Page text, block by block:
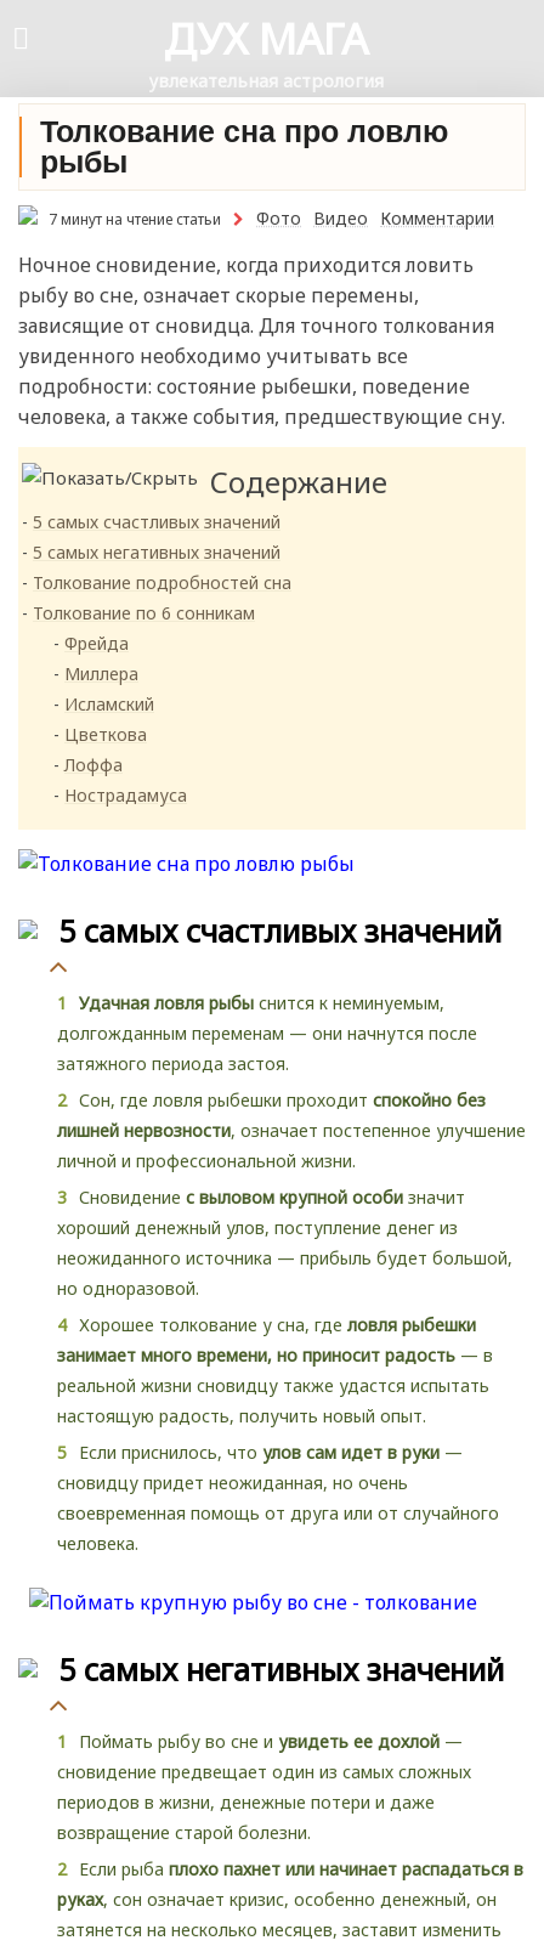
ДУХ МАГА
увлекательная астрология
Толкование сна про ловлю
рыбы
7 минут на чтение статьи Фото Видео Комментарии
Ночное сновидение, когда приходится ловить
рыбу во сне, означает скорые перемены,
зависящие от сновидца. Для точного толкования
увиденного необходимо учитывать все
подробности: состояние рыбешки, поведение
человека, а также события, предшествующие сну.
Содержание
5 самых счастливых значений
5 самых негативных значений
Толкование подробностей сна
Толкование по 6 сонникам
Фрейда
Миллера
Исламский
Цветкова
Лоффа
Нострадамуса
5 самых счастливых значений
Удачная ловля рыбы снится к неминуемым,
долгожданным переменам — они начнутся после
затяжного периода застоя.
Сон, где ловля рыбешки проходит спокойно без
лишней нервозности, означает постепенное улучшение
личной и профессиональной жизни.
Сновидение с выловом крупной особи значит
хороший денежный улов, поступление денег из
неожиданного источника — прибыль будет большой,
но одноразовой.
Хорошее толкование у сна, где ловля рыбешки
занимает много времени, но приносит радость — в
реальной жизни сновидцу также удастся испытать
настоящую радость, получить новый опыт.
Если приснилось, что улов сам идет в руки —
сновидцу придет неожиданная, но очень
своевременная помощь от друга или от случайного
человека.
5 самых негативных значений
Поймать рыбу во сне и увидеть ее дохлой —
сновидение предвещает один из самых сложных
периодов в жизни, денежные потери и даже
возвращение старой болезни.
Если рыба плохо пахнет или начинает распадаться в
руках, сон означает кризис, особенно денежный, он
затянется на несколько месяцев, заставит изменить